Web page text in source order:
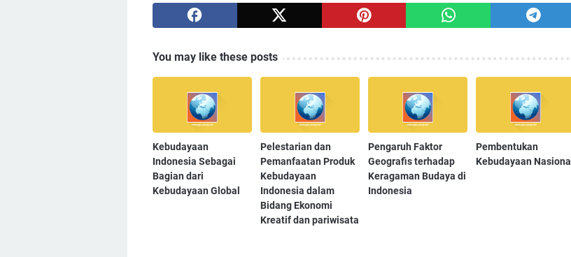
You may like these posts
Kebudayaan
Indonesia Sebagai
Bagian dari
Kebudayaan Global
Pelestarian dan
Pemanfaatan Produk
Kebudayaan
Indonesia dalam
Bidang Ekonomi
Kreatif dan pariwisata
Pengaruh Faktor
Geografis terhadap
Keragaman Budaya di
Indonesia
Pembentukan
Kebudayaan Nasional